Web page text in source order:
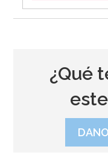
¿Qué